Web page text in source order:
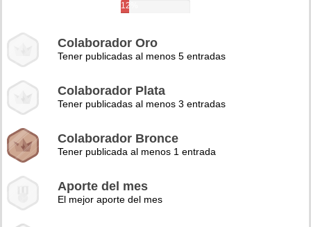
12%
Colaborador Oro
Tener publicadas al menos 5 entradas
Colaborador Plata
Tener publicadas al menos 3 entradas
Colaborador Bronce
Tener publicada al menos 1 entrada
Aporte del mes
El mejor aporte del mes